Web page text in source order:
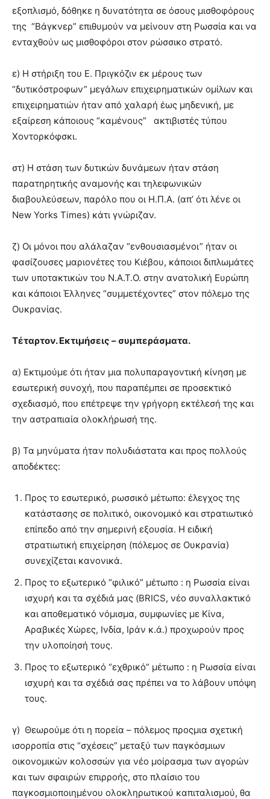
εξοπλισμό, δόθηκε η δυνατότητα σε όσους μισθοφόρους
της “Βάγκνερ” επιθυμούν να μείνουν στη Ρωσσία και να
ενταχθούν ως μισθοφόροι στον ρώσσικο στρατό.
ε) Η στήριξη του Ε. Πριγκόζιν εκ μέρους των
“δυτικόστροφων” μεγάλων επιχειρηματικών ομίλων και
επιχειρηματιών ήταν από χαλαρή έως μηδενική, με
εξαίρεση κάποιους “καμένους” ακτιβιστές τύπου
Χοντορκόφσκι.
στ) Η στάση των δυτικών δυνάμεων ήταν στάση
παρατηρητικής αναμονής και τηλεφωνικών
διαβουλεύσεων, παρόλο που οι Η.Π.Α. (απ’ ότι λένε οι
New Yorks Times) κάτι γνώριζαν.
ζ) Οι μόνοι που αλάλαζαν “ενθουσιασμένοι” ήταν οι
φασίζουσες μαριονέτες του Κιέβου, κάποιοι διπλωμάτες
των υποτακτικών του Ν.Α.Τ.Ο. στην ανατολική Ευρώπη
και κάποιοι Έλληνες “συμμετέχοντες” στον πόλεμο της
Ουκρανίας.
Τέταρτον. Εκτιμήσεις – συμπεράσματα.
α) Εκτιμούμε ότι ήταν μια πολυπαραγοντική κίνηση με
εσωτερική συνοχή, που παραπέμπει σε προσεκτικό
σχεδιασμό, που επέτρεψε την γρήγορη εκτέλεσή της και
την αστραπιαία ολοκλήρωσή της.
β) Τα μηνύματα ήταν πολυδιάστατα και προς πολλούς
αποδέκτες:
Προς το εσωτερικό, ρωσσικό μέτωπο: έλεγχος της
κατάστασης σε πολιτικό, οικονομικό και στρατιωτικό
επίπεδο από την σημερινή εξουσία. Η ειδική
στρατιωτική επιχείρηση (πόλεμος σε Ουκρανία)
συνεχίζεται κανονικά.
Προς το εξωτερικό “φιλικό” μέτωπο : η Ρωσσία είναι
ισχυρή και τα σχέδιά μας (BRICS, νέο συναλλακτικό
και αποθεματικό νόμισμα, συμφωνίες με Κίνα,
Αραβικές Χώρες, Ινδία, Ιράν κ.ά.) προχωρούν προς
την υλοποίησή τους.
Προς το εξωτερικό “εχθρικό” μέτωπο : η Ρωσσία είναι
ισχυρή και τα σχέδιά σας πρέπει να το λάβουν υπόψη
τους.
γ) Θεωρούμε ότι η πορεία – πόλεμος προςμια σχετική
ισορροπία στις “σχέσεις” μεταξύ των παγκόσμιων
οικονομικών κολοσσών για νέο μοίρασμα των αγορών
και των σφαιρών επιρροής, στο πλαίσιο του
παγκοσμιοποιημένου ολοκληρωτικού καπιταλισμού, θα